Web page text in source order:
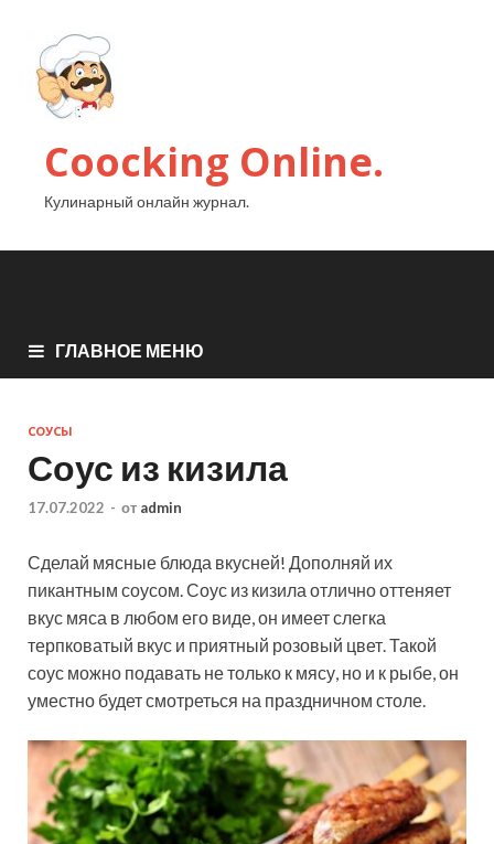
Coocking Online.
Кулинарный онлайн журнал.
ГЛАВНОЕ МЕНЮ
СОУСЫ
Соус из кизила
17.07.2022 - от admin
Сделай мясные блюда вкусней! Дополняй их
пикантным соусом. Соус из кизила отлично оттеняет
вкус мяса в любом его виде, он имеет слегка
терпковатый вкус и приятный розовый цвет. Такой
соус можно подавать не только к мясу, но и к рыбе, он
уместно будет смотреться на праздничном столе.